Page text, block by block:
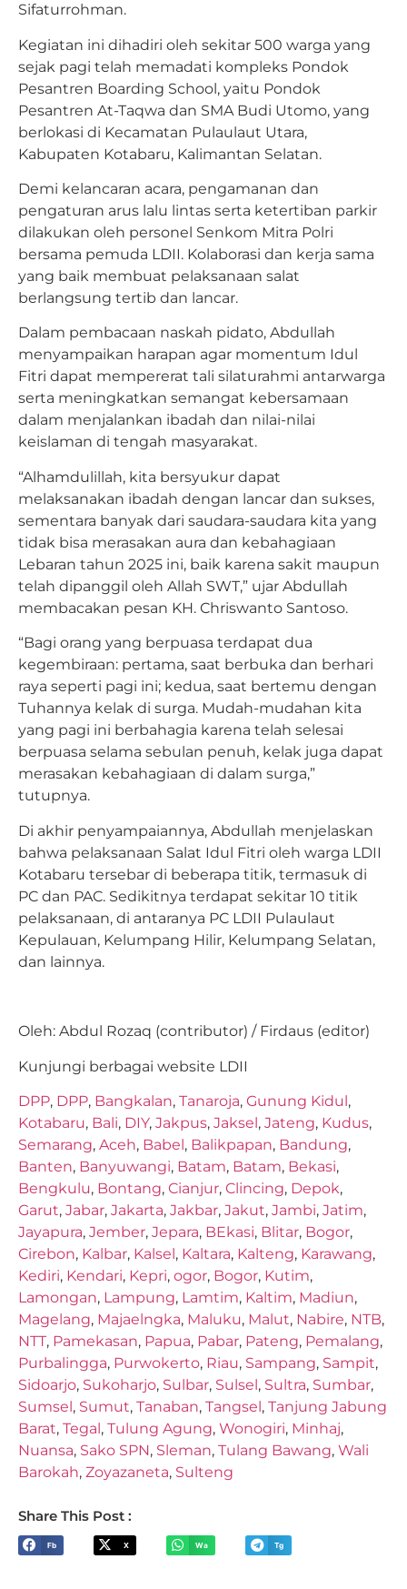
Sifaturrohman.
Kegiatan ini dihadiri oleh sekitar 500 warga yang
sejak pagi telah memadati kompleks Pondok
Pesantren Boarding School, yaitu Pondok
Pesantren At-Taqwa dan SMA Budi Utomo, yang
berlokasi di Kecamatan Pulaulaut Utara,
Kabupaten Kotabaru, Kalimantan Selatan.
Demi kelancaran acara, pengamanan dan
pengaturan arus lalu lintas serta ketertiban parkir
dilakukan oleh personel Senkom Mitra Polri
bersama pemuda LDII. Kolaborasi dan kerja sama
yang baik membuat pelaksanaan salat
berlangsung tertib dan lancar.
Dalam pembacaan naskah pidato, Abdullah
menyampaikan harapan agar momentum Idul
Fitri dapat mempererat tali silaturahmi antarwarga
serta meningkatkan semangat kebersamaan
dalam menjalankan ibadah dan nilai-nilai
keislaman di tengah masyarakat.
“Alhamdulillah, kita bersyukur dapat
melaksanakan ibadah dengan lancar dan sukses,
sementara banyak dari saudara-saudara kita yang
tidak bisa merasakan aura dan kebahagiaan
Lebaran tahun 2025 ini, baik karena sakit maupun
telah dipanggil oleh Allah SWT,” ujar Abdullah
membacakan pesan KH. Chriswanto Santoso.
“Bagi orang yang berpuasa terdapat dua
kegembiraan: pertama, saat berbuka dan berhari
raya seperti pagi ini; kedua, saat bertemu dengan
Tuhannya kelak di surga. Mudah-mudahan kita
yang pagi ini berbahagia karena telah selesai
berpuasa selama sebulan penuh, kelak juga dapat
merasakan kebahagiaan di dalam surga,”
tutupnya.
Di akhir penyampaiannya, Abdullah menjelaskan
bahwa pelaksanaan Salat Idul Fitri oleh warga LDII
Kotabaru tersebar di beberapa titik, termasuk di
PC dan PAC. Sedikitnya terdapat sekitar 10 titik
pelaksanaan, di antaranya PC LDII Pulaulaut
Kepulauan, Kelumpang Hilir, Kelumpang Selatan,
dan lainnya.
Oleh: Abdul Rozaq (contributor) / Firdaus (editor)
Kunjungi berbagai website LDII
DPP, DPP, Bangkalan, Tanaroja, Gunung Kidul,
Kotabaru, Bali, DIY, Jakpus, Jaksel, Jateng, Kudus,
Semarang, Aceh, Babel, Balikpapan, Bandung,
Banten, Banyuwangi, Batam, Batam, Bekasi,
Bengkulu, Bontang, Cianjur, Clincing, Depok,
Garut, Jabar, Jakarta, Jakbar, Jakut, Jambi, Jatim,
Jayapura, Jember, Jepara, BEkasi, Blitar, Bogor,
Cirebon, Kalbar, Kalsel, Kaltara, Kalteng, Karawang,
Kediri, Kendari, Kepri, ogor, Bogor, Kutim,
Lamongan, Lampung, Lamtim, Kaltim, Madiun,
Magelang, Majaelngka, Maluku, Malut, Nabire, NTB,
NTT, Pamekasan, Papua, Pabar, Pateng, Pemalang,
Purbalingga, Purwokerto, Riau, Sampang, Sampit,
Sidoarjo, Sukoharjo, Sulbar, Sulsel, Sultra, Sumbar,
Sumsel, Sumut, Tanaban, Tangsel, Tanjung Jabung
Barat, Tegal, Tulung Agung, Wonogiri, Minhaj,
Nuansa, Sako SPN, Sleman, Tulang Bawang, Wali
Barokah, Zoyazaneta, Sulteng
Share This Post :
Fb X Wa Tg